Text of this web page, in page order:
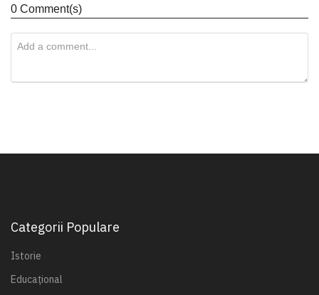
0 Comment(s)
Categorii Populare
Istorie
Educațional